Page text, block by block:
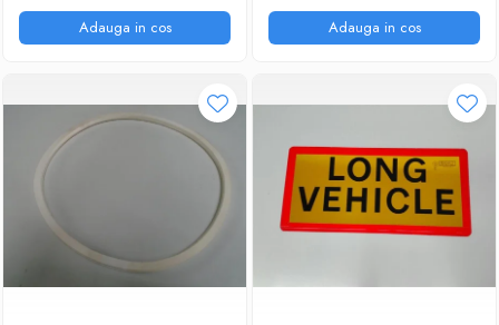
Adauga in cos Adauga in cos